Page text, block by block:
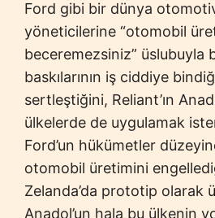
Ford gibi bir dünya
yöneticilerine “otomobil
beceremezsiniz” üslubuyla
baskılarının iş ciddiye
sertleştiğini, Reliant’ın
ülkelerde de uygulamak
Ford’un hükümetler
otomobil üretimini
Zelanda’da prototip olarak
Anadol’un hala bu ülkenin